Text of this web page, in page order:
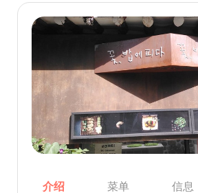
介绍 菜单 信息